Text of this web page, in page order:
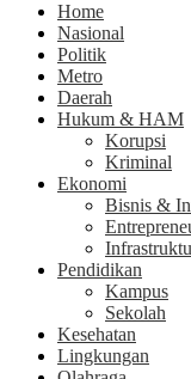
Home
Nasional
Politik
Metro
Daerah
Hukum & HAM
Korupsi
Kriminal
Ekonomi
Bisnis &
Pendidikan
Kampus
Sekolah
Kesehatan
Lingkungan